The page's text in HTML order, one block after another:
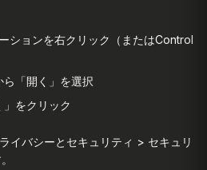
ションを右クリック（またはControl
ら「開く」を選択
をクリック
イバシーとセキュリティ > セキュリ